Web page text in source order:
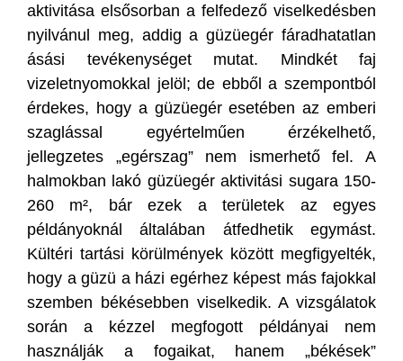
aktivitása elsősorban a felfedező viselkedésben
nyilvánul meg, addig a güzüegér fáradhatatlan
ásási tevékenységet mutat. Mindkét faj
vizeletnyomokkal jelöl; de ebből a szempontból
érdekes, hogy a güzüegér esetében az emberi
szaglással egyértelműen érzékelhető,
jellegzetes „egérszag” nem ismerhető fel. A
halmokban lakó güzüegér aktivitási sugara 150-
260 m², bár ezek a területek az egyes
példányoknál általában átfedhetik egymást.
Kültéri tartási körülmények között megfigyelték,
hogy a güzü a házi egérhez képest más fajokkal
szemben békésebben viselkedik. A vizsgálatok
során a kézzel megfogott példányai nem
használják a fogaikat, hanem „békések”